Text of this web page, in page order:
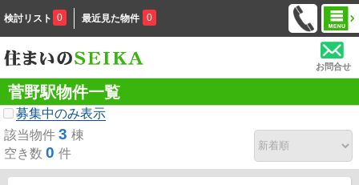
検討リスト 0 最近見た物件 0
お問合せ
菅野駅物件一覧
募集中のみ表示
該当物件 3 棟
空き数 0 件